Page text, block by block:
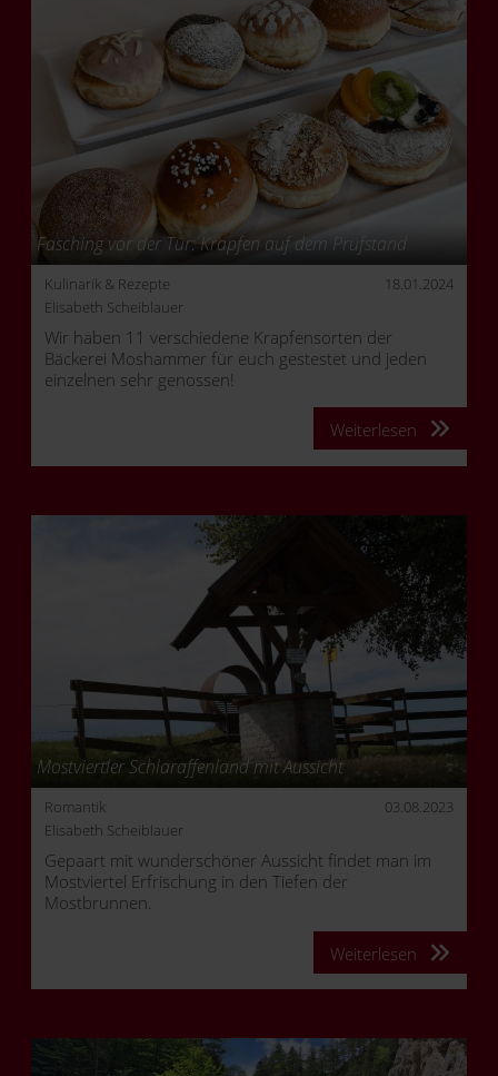
Fasching vor der Tür: Krapfen auf dem Prüfstand
Kulinarik & Rezepte
18.01.2024
Elisabeth Scheiblauer
Wir haben 11 verschiedene Krapfensorten der
Bäckerei Moshammer für euch gestestet und jeden
einzelnen sehr genossen!
Weiterlesen
Mostviertler Schlaraffenland mit Aussicht
Romantik
03.08.2023
Elisabeth Scheiblauer
Gepaart mit wunderschöner Aussicht findet man im
Mostviertel Erfrischung in den Tiefen der
Mostbrunnen.
Weiterlesen